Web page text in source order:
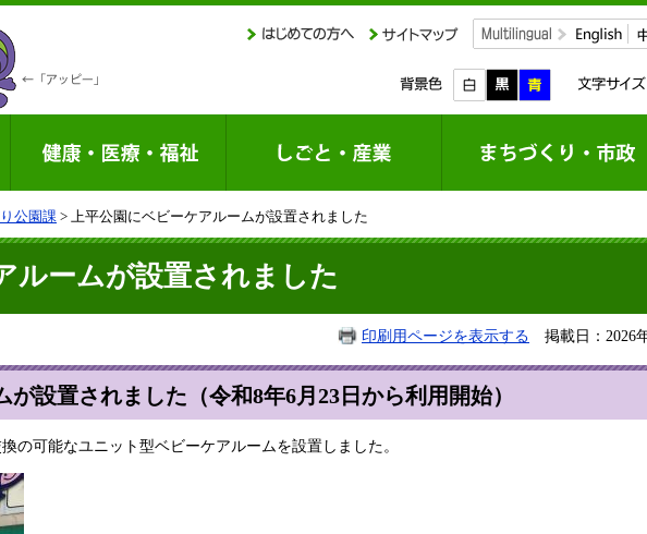
公園課 > 上平公園にベビーケアルームが設置されました
ルームが設置されました
印刷用ページを表示する 掲載日：2026
設置されました（令和8年6月23日から利用開始）
可能なユニット型ベビーケアルームを設置しました。